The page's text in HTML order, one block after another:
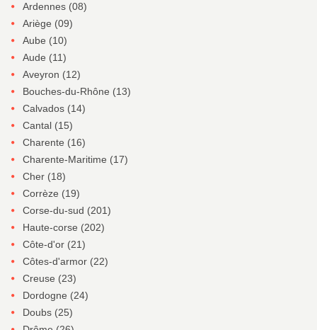
Ardennes (08)
Ariège (09)
Aube (10)
Aude (11)
Aveyron (12)
Bouches-du-Rhône (13)
Calvados (14)
Cantal (15)
Charente (16)
Charente-Maritime (17)
Cher (18)
Corrèze (19)
Corse-du-sud (201)
Haute-corse (202)
Côte-d'or (21)
Côtes-d'armor (22)
Creuse (23)
Dordogne (24)
Doubs (25)